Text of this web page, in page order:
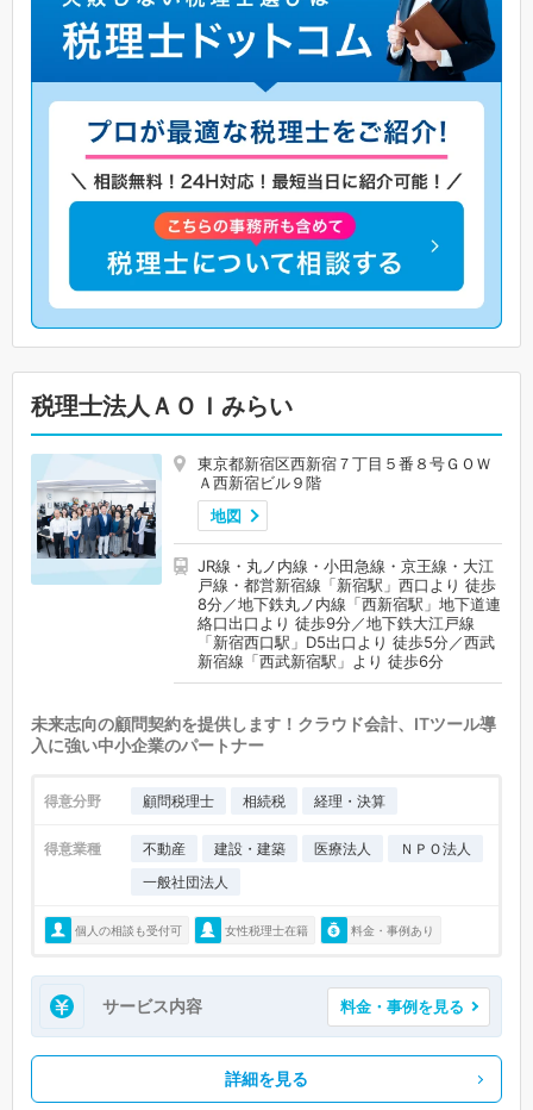
税理士法人ＡＯＩみらい
東京都新宿区西新宿７丁目５番８号ＧＯＷ
Ａ西新宿ビル９階
地図
JR線・丸ノ内線・小田急線・京王線・大江
戸線・都営新宿線「新宿駅」西口より 徒歩
8分／地下鉄丸ノ内線「西新宿駅」地下道連
絡口出口より 徒歩9分／地下鉄大江戸線
「新宿西口駅」D5出口より 徒歩5分／西武
新宿線「西武新宿駅」より 徒歩6分
未来志向の顧問契約を提供します！クラウド会計、ITツール導
入に強い中小企業のパートナー
得意分野 顧問税理士 相続税 経理・決算
得意業種 不動産 建設・建築 医療法人
ＮＰＯ法人
一般社団法人
個人の相談も受付可 女性税理士在籍 料金・事例あり
サービス内容 料金・事例を見る
詳細を見る